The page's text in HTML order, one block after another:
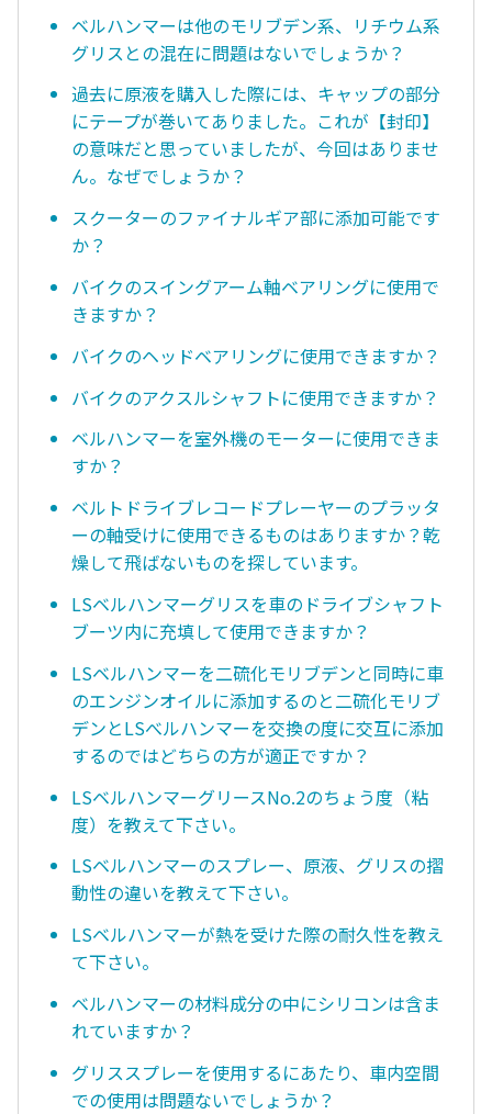
ベルハンマーは他のモリブデン系、リチウム系
グリスとの混在に問題はないでしょうか？
過去に原液を購入した際には、キャップの部分
にテープが巻いてありました。これが【封印】
の意味だと思っていましたが、今回はありませ
ん。なぜでしょうか？
スクーターのファイナルギア部に添加可能です
か？
バイクのスイングアーム軸ベアリングに使用で
きますか？
バイクのヘッドベアリングに使用できますか？
バイクのアクスルシャフトに使用できますか？
ベルハンマーを室外機のモーターに使用できま
すか？
ベルトドライブレコードプレーヤーのプラッタ
ーの軸受けに使用できるものはありますか？乾
燥して飛ばないものを探しています。
LSベルハンマーグリスを車のドライブシャフト
ブーツ内に充填して使用できますか？
LSベルハンマーを二硫化モリブデンと同時に車
のエンジンオイルに添加するのと二硫化モリブ
デンとLSべルハンマーを交換の度に交互に添加
するのではどちらの方が適正ですか？
LSベルハンマーグリースNo.2のちょう度（粘
度）を教えて下さい。
LSベルハンマーのスプレー、原液、グリスの摺
動性の違いを教えて下さい。
LSベルハンマーが熱を受けた際の耐久性を教え
て下さい。
ベルハンマーの材料成分の中にシリコンは含ま
れていますか？
グリススプレーを使用するにあたり、車内空間
での使用は問題ないでしょうか？